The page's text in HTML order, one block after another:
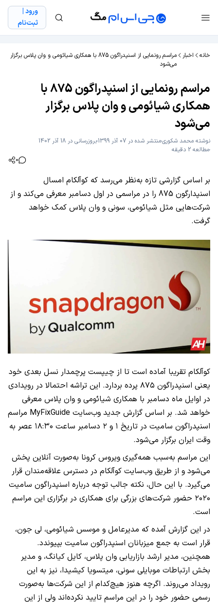
ورود |
ثبت‌نام
خانه اخبار
مراسم رونمایی از اسنپدراگون 875 با همکاری شیائومی و وان پلاس برگزار
می‌شود
مراسم رونمایی از اسنپدراگون 875 با
همکاری شیائومی و وان پلاس برگزار
می‌شود
نوشته محمد شکوریمنتشر شده در 07 آذر 1399
بروزرسانی در 18 آذر 1402
مطالعه 2 دقیقه
0
بر اساس گزارشی تازه به‌نظر می‌رسد که کوآلکام امسال
اسنپدارگون 875 را در مراسمی در اول دسامبر معرفی می‌کند و از
شرکت‌هایی مثل شیائومی، سونی و وان پلاس کمک خواهد
گرفت.
کوآلکام تقریبا آماده است تا از چیپست پرچمدار نسل بعدی خود
یعنی اسنپدراگون ۸۷۵ پرده بردارد. این تراشه احتمالا در رویدادی
در اوایل ماه دسامبر با همکاری شیائومی و وان پلاس معرفی
خواهد شد. بر اساس گزارش جدید وب‌سایت MyFixGuide مراسم
اسنپدراگون سامیت در تاریخ ۱ و ۲ دسامبر ساعت ۱۸:۳۰ عصر به
وقت ایران برگزار می‌شود.
این مراسم به‌سبب همه‌گیری ویروس کرونا به‌صورت آنلاین پخش
می‌شود و از طریق وب‌سایت کوآلکام در دسترس علاقه‌مندان قرار
می‌گیرد. با این حال، نکته جالب توجه درباره اسنپدراگون سامیت
۲۰۲۰ حضور شرکت‌های بزرگی برای همکاری در برگزاری این مراسم
است.
در این گزارش آمده که مدیرعامل و موسس شیائومی، لی جون،
قرار است به جمع میزبانان اسنپدراگون سامیت بپیوندد.
همچنین، مدیر ارشد بازاریابی وان پلاس، کایل کیانگ، و مدیر
بخش ارتباطات موبایلی سونی، میتسویا کیشیدا، نیز به این
رویداد می‌روند. اگرچه هنوز هیچ‌کدام از این شرکت‌ها به‌صورت
رسمی حضور خود را در این مراسم تایید نکرده‌اند ولی از این